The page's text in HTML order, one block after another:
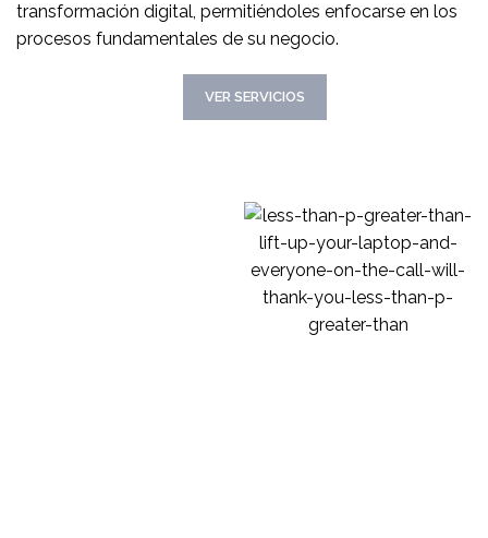
transformación digital, permitiéndoles enfocarse en los
procesos fundamentales de su negocio.
VER SERVICIOS